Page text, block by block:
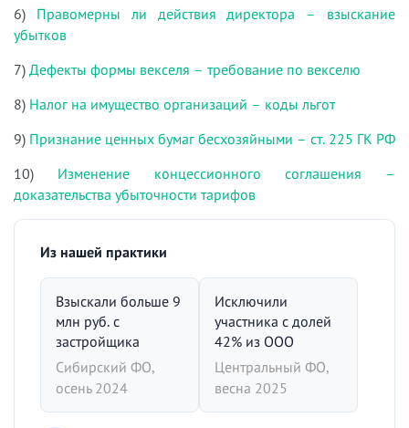
6) Правомерны ли действия директора – взыскание
убытков
7) Дефекты формы векселя – требование по векселю
8) Налог на имущество организаций – коды льгот
9) Признание ценных бумаг бесхозяйными – ст. 225 ГК РФ
10) Изменение концессионного соглашения –
доказательства убыточности тарифов
Из нашей практики
Взыскали больше 9
млн руб. с
застройщика
Сибирский ФО,
осень 2024
Исключили
участника с долей
42% из ООО
Центральный ФО,
весна 2025